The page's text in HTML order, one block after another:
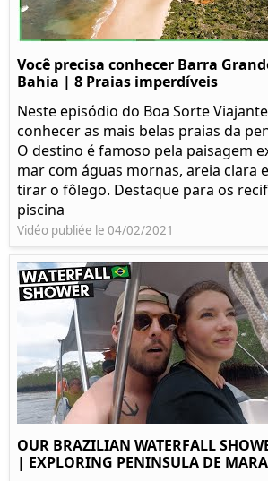
Você precisa conhecer Barra
Bahia | 8 Praias imperdíveis
Neste episódio do Boa Sorte
conhecer as mais belas praias da
O destino é famoso pela paisagem
mar com águas mornas, areia clara
tirar o fôlego. Destaque para os
piscina
Vidéo publiée le 04/02/2021
OUR BRAZILIAN WATERFALL
| EXPLORING PENINSULA DE